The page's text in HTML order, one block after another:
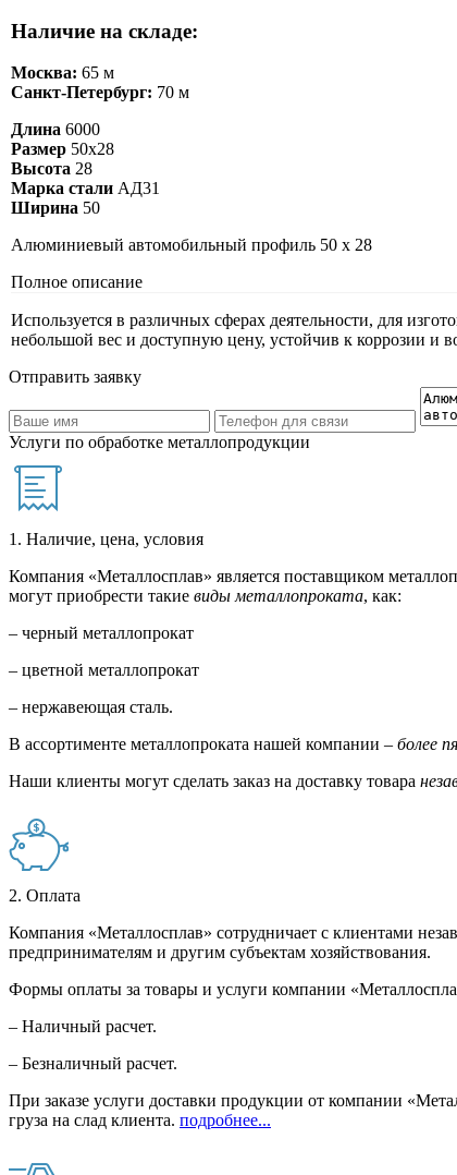
Наличие на складе:
Москва: 65 м
Санкт-Петербург: 70 м
Длина 6000
Размер 50х28
Высота 28
Марка стали АД31
Ширина 50
Алюминиевый автомобильный профиль 50 х 28
Полное описание
Используется в различных сферах деятельности, для
небольшой вес и доступную цену, устойчив к коррозии и
Отправить заявку
Услуги по обработке металлопродукции
1. Наличие, цена, условия
Компания «Металлосплав» является поставщиком
могут приобрести такие виды металлопроката, как:
– черный металлопрокат
– цветной металлопрокат
– нержавеющая сталь.
В ассортименте металлопроката нашей компании – более
Наши клиенты могут сделать заказ на доставку товара
2. Оплата
Компания «Металлосплав» сотрудничает с клиентами
предпринимателям и другим субъектам хозяйствования.
Формы оплаты за товары и услуги компании
– Наличный расчет.
– Безналичный расчет.
При заказе услуги доставки продукции от компании
груза на слад клиента. подробнее...